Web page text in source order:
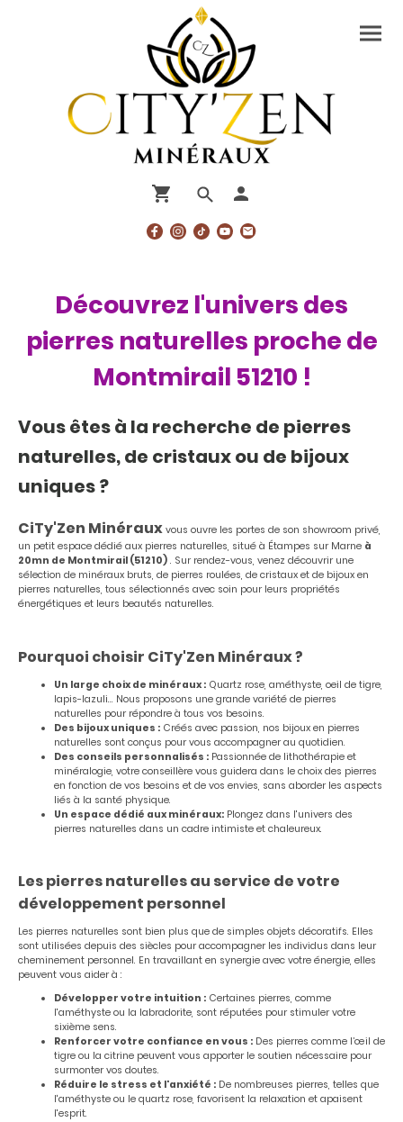
Découvrez l'univers des
pierres naturelles proche de
Montmirail 51210 !
Vous êtes à la recherche de pierres
naturelles, de cristaux ou de bijoux
uniques ?
CiTy'Zen Minéraux vous ouvre les portes de son showroom privé,
un petit espace dédié aux pierres naturelles, situé à Étampes sur Marne à
20mn de Montmirail (51210) . Sur rendez-vous, venez découvrir une
sélection de minéraux bruts, de pierres roulées, de cristaux et de bijoux en
pierres naturelles, tous sélectionnés avec soin pour leurs propriétés
énergétiques et leurs beautés naturelles.
Pourquoi choisir CiTy'Zen Minéraux ?
Un large choix de minéraux : Quartz rose, améthyste, oeil de tigre,
lapis-lazuli... Nous proposons une grande variété de pierres
naturelles pour répondre à tous vos besoins.
Des bijoux uniques : Créés avec passion, nos bijoux en pierres
naturelles sont conçus pour vous accompagner au quotidien.
Des conseils personnalisés : Passionnée de lithothérapie et
minéralogie, votre conseillère vous guidera dans le choix des pierres
en fonction de vos besoins et de vos envies, sans aborder les aspects
liés à la santé physique.
Un espace dédié aux minéraux: Plongez dans l'univers des
pierres naturelles dans un cadre intimiste et chaleureux.
Les pierres naturelles au service de votre
développement personnel
Les pierres naturelles sont bien plus que de simples objets décoratifs. Elles
sont utilisées depuis des siècles pour accompagner les individus dans leur
cheminement personnel. En travaillant en synergie avec votre énergie, elles
peuvent vous aider à :
Développer votre intuition : Certaines pierres, comme
l'améthyste ou la labradorite, sont réputées pour stimuler votre
sixième sens.
Renforcer votre confiance en vous : Des pierres comme l’œil de
tigre ou la citrine peuvent vous apporter le soutien nécessaire pour
surmonter vos doutes.
Réduire le stress et l'anxiété : De nombreuses pierres, telles que
l'améthyste ou le quartz rose, favorisent la relaxation et apaisent
l'esprit.